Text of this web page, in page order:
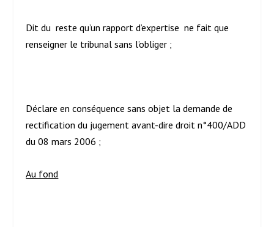
Dit du reste qu’un rapport d’expertise ne fait que
renseigner le tribunal sans l’obliger ;
Déclare en conséquence sans objet la demande de
rectification du jugement avant-dire droit n°400/ADD
du 08 mars 2006 ;
Au fond